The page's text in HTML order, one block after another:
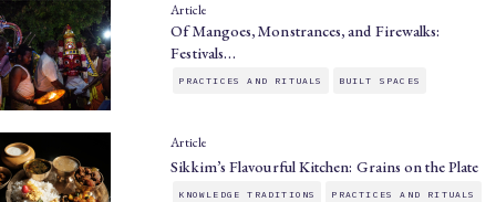
Article
Of Mangoes, Monstrances, and Firewalks:
Festivals…
PRACTICES AND RITUALS BUILT SPACES
Article
Sikkim’s Flavourful Kitchen: Grains on the Plate
KNOWLEDGE TRADITIONS PRACTICES AND RITUALS